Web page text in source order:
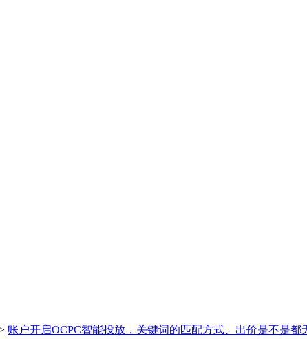
账户开启OCPC智能投放，关键词的匹配方式、出价是不是都